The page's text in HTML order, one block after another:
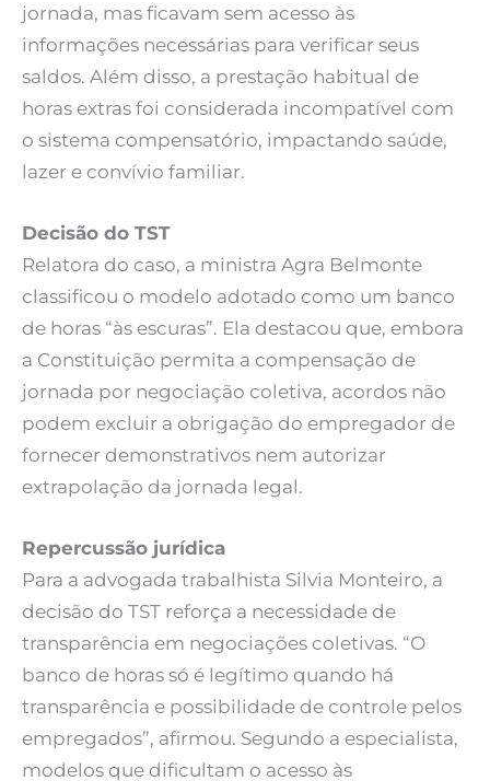
jornada, mas ficavam sem acesso às
informações necessárias para verificar seus
saldos. Além disso, a prestação habitual de
horas extras foi considerada incompatível com
o sistema compensatório, impactando saúde,
lazer e convívio familiar.
Decisão do TST
Relatora do caso, a ministra Agra Belmonte
classificou o modelo adotado como um banco
de horas “às escuras”. Ela destacou que, embora
a Constituição permita a compensação de
jornada por negociação coletiva, acordos não
podem excluir a obrigação do empregador de
fornecer demonstrativos nem autorizar
extrapolação da jornada legal.
Repercussão jurídica
Para a advogada trabalhista Silvia Monteiro, a
decisão do TST reforça a necessidade de
transparência em negociações coletivas. “O
banco de horas só é legítimo quando há
transparência e possibilidade de controle pelos
empregados”, afirmou. Segundo a especialista,
modelos que dificultam o acesso às